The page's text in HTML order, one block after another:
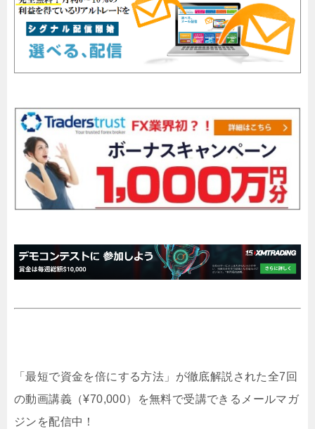
「最短で資金を倍にする方法」が徹底解説された全7回
の動画講義（¥70,000）を無料で受講できるメールマガ
ジンを配信中！